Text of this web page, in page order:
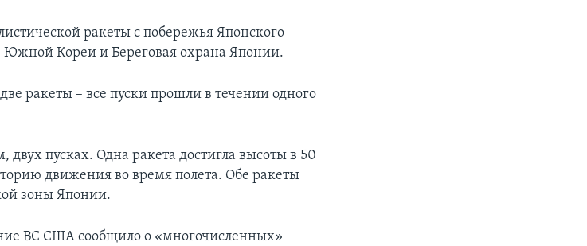
ракеты с побережья Японского
Кореи и Береговая охрана Японии.
ракеты – все пуски прошли в течении одного
пусках. Одна ракета достигла высоты в 50
движения во время полета. Обе ракеты
зоны Японии.
ВС США сообщило о «многочисленных»